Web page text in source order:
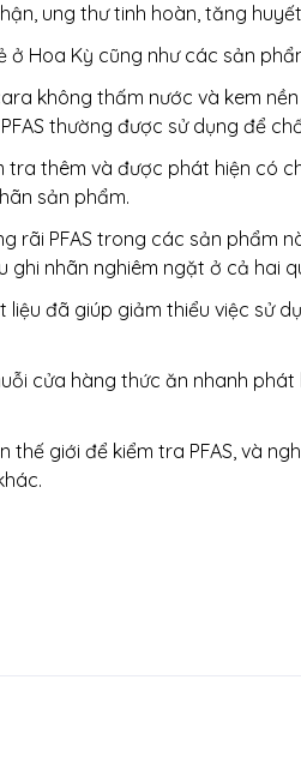
ung thư tinh hoàn, tăng
Hoa Kỳ cũng như các sản
không thấm nước và kem
thường được sử dụng để
thêm và được phát hiện có
sản phẩm.
PFAS trong các sản phẩm
nhãn nghiêm ngặt ở cả hai
đã giúp giảm thiểu việc sử
cửa hàng thức ăn nhanh
giới để kiểm tra PFAS, và